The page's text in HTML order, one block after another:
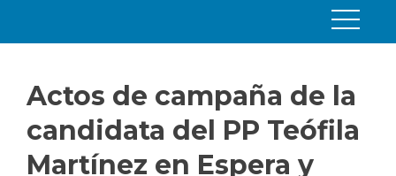
Actos de campaña de la
candidata del PP Teófila
Martínez en Espera y